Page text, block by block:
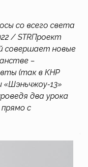
со всего света
/ STRПроект
совершает новые
–
(так в КНР
13»
два урока
с